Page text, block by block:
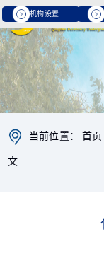
机构设置
当前位置：首页
文